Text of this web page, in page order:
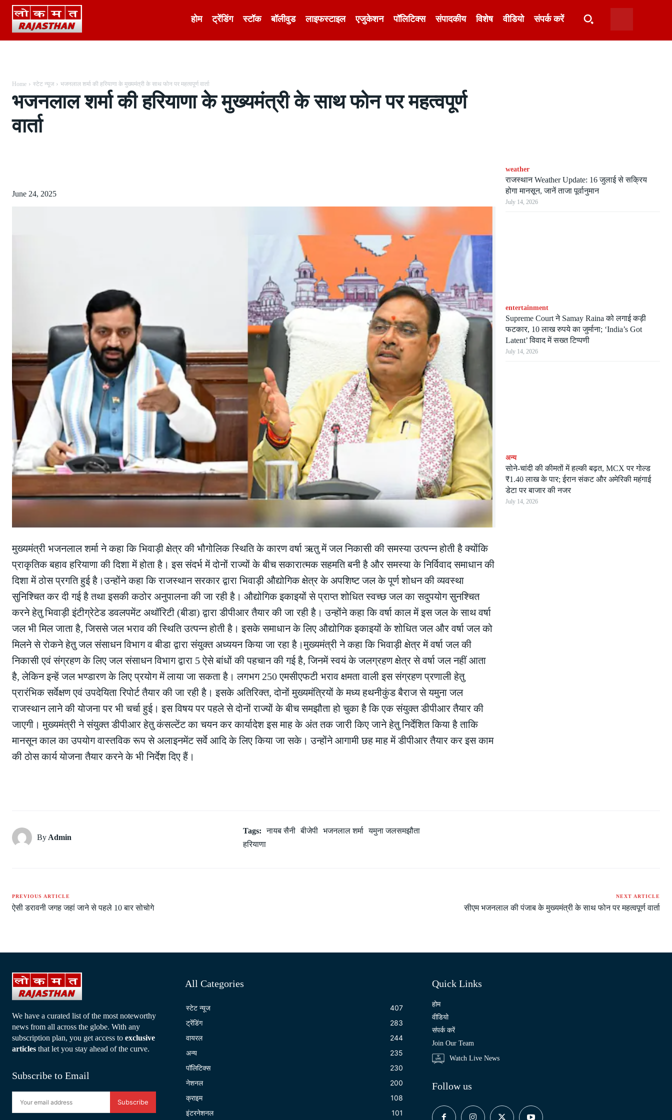
होम ट्रेंडिंग स्टॉक बॉलीवुड लाइफस्टाइल एजुकेशन पॉलिटिक्स संपादकीय विशेष वीडियो संपर्क करें
Home स्टेट न्यूज भजनलाल शर्मा की हरियाणा के मुख्यमंत्री के साथ फोन पर महत्वपूर्ण वार्ता
भजनलाल शर्मा की हरियाणा के मुख्यमंत्री के साथ फोन पर महत्वपूर्ण
वार्ता
June 24, 2025
मुख्यमंत्री भजनलाल शर्मा ने कहा कि भिवाड़ी क्षेत्र की भौगोलिक स्थिति के कारण वर्षा ऋतु में जल निकासी की समस्या उत्पन्न होती है क्योंकि
प्राकृतिक बहाव हरियाणा की दिशा में होता है। इस संदर्भ में दोनों राज्यों के बीच सकारात्मक सहमति बनी है और समस्या के निर्विवाद समाधान की
दिशा में ठोस प्रगति हुई है।उन्होंने कहा कि राजस्थान सरकार द्वारा भिवाड़ी औद्योगिक क्षेत्र के अपशिष्ट जल के पूर्ण शोधन की व्यवस्था
सुनिश्चित कर दी गई है तथा इसकी कठोर अनुपालना की जा रही है। औद्योगिक इकाइयों से प्राप्त शोधित स्वच्छ जल का सदुपयोग सुनश्चित
करने हेतु भिवाड़ी इंटीग्रेटेड डवलपमेंट अथॉरिटी (बीडा) द्वारा डीपीआर तैयार की जा रही है। उन्होंने कहा कि वर्षा काल में इस जल के साथ वर्षा
जल भी मिल जाता है, जिससे जल भराव की स्थिति उत्पन्न होती है। इसके समाधान के लिए औद्योगिक इकाइयों के शोधित जल और वर्षा जल को
मिलने से रोकने हेतु जल संसाधन विभाग व बीडा द्वारा संयुक्त अध्ययन किया जा रहा है।मुख्यमंत्री ने कहा कि भिवाड़ी क्षेत्र में वर्षा जल की
निकासी एवं संग्रहण के लिए जल संसाधन विभाग द्वारा 5 ऐसे बांधों की पहचान की गई है, जिनमें स्वयं के जलग्रहण क्षेत्र से वर्षा जल नहीं आता
है, लेकिन इन्हें जल भण्डारण के लिए प्रयोग में लाया जा सकता है। लगभग 250 एमसीएफटी भराव क्षमता वाली इस संग्रहण प्रणाली हेतु
प्रारंभिक सर्वेक्षण एवं उपदेयिता रिपोर्ट तैयार की जा रही है। इसके अतिरिक्त, दोनों मुख्यमंत्रियों के मध्य हथनीकुंड बैराज से यमुना जल
राजस्थान लाने की योजना पर भी चर्चा हुई। इस विषय पर पहले से दोनों राज्यों के बीच समझौता हो चुका है कि एक संयुक्त डीपीआर तैयार की
जाएगी। मुख्यमंत्री ने संयुक्त डीपीआर हेतु कंसल्टेंट का चयन कर कार्यादेश इस माह के अंत तक जारी किए जाने हेतु निर्देशित किया है ताकि
मानसून काल का उपयोग वास्तविक रूप से अलाइनमेंट सर्वे आदि के लिए किया जा सके। उन्होंने आगामी छह माह में डीपीआर तैयार कर इस काम
की ठोस कार्य योजना तैयार करने के भी निर्देश दिए हैं।
weather
राजस्थान Weather Update: 16 जुलाई से सक्रिय
होगा मानसून, जानें ताजा पूर्वानुमान
July 14, 2026
entertainment
Supreme Court ने Samay Raina को लगाई कड़ी
फटकार, 10 लाख रुपये का जुर्माना; ‘India’s Got
Latent’ विवाद में सख्त टिप्पणी
July 14, 2026
अन्य
सोने-चांदी की कीमतों में हल्की बढ़त, MCX पर गोल्ड
₹1.40 लाख के पार; ईरान संकट और अमेरिकी महंगाई
डेटा पर बाजार की नजर
July 14, 2026
ByAdmin
Tags: नायब सैनी बीजेपी भजनलाल शर्मा यमुना जलसमझौता
हरियाणा
PREVIOUS ARTICLE
ऐसी डरावनी जगह जहां जाने से पहले 10 बार सोचोगे
NEXT ARTICLE
सीएम भजनलाल की पंजाब के मुख्यमंत्री के साथ फोन पर महत्वपूर्ण वार्ता
We have a curated list of the most noteworthy
news from all across the globe. With any
subscription plan, you get access to exclusive
articles that let you stay ahead of the curve.
Subscribe to Email
Subscribe
All Categories
स्टेट न्यूज
407
ट्रेंडिंग
283
वायरल
244
अन्य
235
पॉलिटिक्स
230
नेशनल
200
क्राइम
108
इंटरनेशनल
101
Quick Links
होम
वीडियो
संपर्क करें
Join Our Team
Watch Live News
Follow us